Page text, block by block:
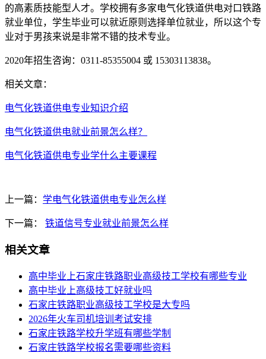
的高素质技能型人才。学校拥有多家电气化铁道供电对口铁路
就业单位，学生毕业可以就近原则选择单位就业，所以这个专
业对于男孩来说是非常不错的技术专业。
2020年招生咨询：0311-85355004 或 15303113838。
相关文章：
电气化铁道供电专业知识介绍
电气化铁道供电就业前景怎么样？
电气化铁道供电专业学什么主要课程
上一篇： 学电气化铁道供电专业怎么样
下一篇： 铁道信号专业就业前景怎么样
相关文章
高中毕业上石家庄铁路职业高级技工学校有哪些专业
高中毕业上高级技工好就业吗
石家庄铁路职业高级技工学校是大专吗
2026年火车司机培训考试安排
石家庄铁路学校升学班有哪些学制
石家庄铁路学校报名需要哪些资料